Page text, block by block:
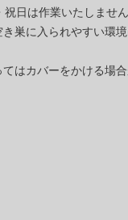
日は作業いたしません
巣に入られやすい環
はカバーをかける場